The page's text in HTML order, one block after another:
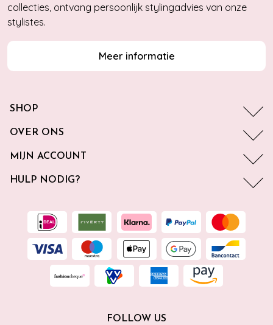
collecties, ontvang persoonlijk stylingadvies van onze
stylistes.
Meer informatie
SHOP
OVER ONS
MIJN ACCOUNT
HULP NODIG?
FOLLOW US